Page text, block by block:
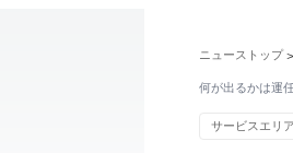
ニューストップ >
何が出るかは運
サービスエリア